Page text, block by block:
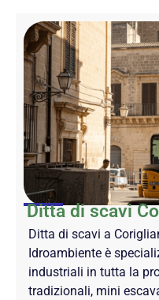
Ditta di scavi
Ditta di scavi a
Idroambiente è
industriali in tutta la
tradizionali, mini